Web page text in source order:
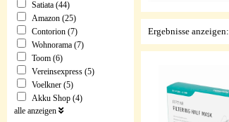
Satiata (44)
Amazon (25)
Contorion (7)
Wohnorama (7)
Toom (6)
Vereinsexpress (5)
Voelkner (5)
Akku Shop (4)
alle anzeigen
Ergebnisse anzeigen: